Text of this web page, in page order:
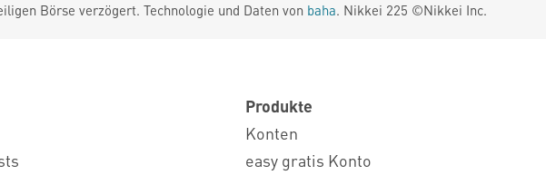
Börse verzögert. Technologie und Daten von baha. Nikkei 225 ©Nikkei Inc.
Produkte
Konten
easy gratis Konto